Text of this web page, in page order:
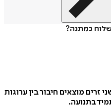
כמתנה?
מוצאים חיבור בין ערוגות
בתנועה.